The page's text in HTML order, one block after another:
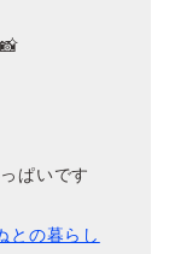
ぱいです
との暮らし